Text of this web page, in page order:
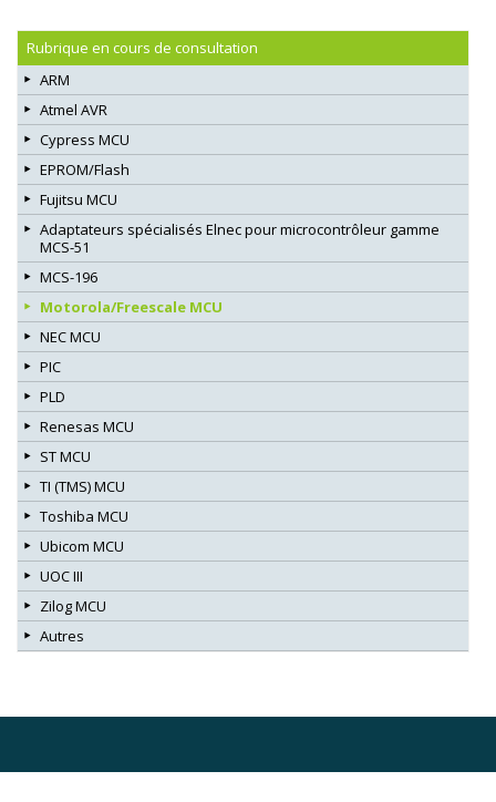
Rubrique en cours de consultation
ARM
Atmel AVR
Cypress MCU
EPROM/Flash
Fujitsu MCU
Adaptateurs spécialisés Elnec pour microcontrôleur gamme
MCS-51
MCS-196
Motorola/Freescale MCU
NEC MCU
PIC
PLD
Renesas MCU
ST MCU
TI (TMS) MCU
Toshiba MCU
Ubicom MCU
UOC III
Zilog MCU
Autres